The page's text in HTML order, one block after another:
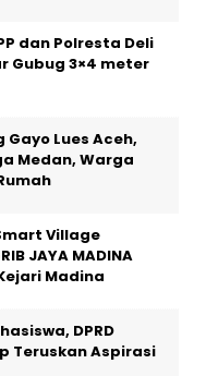
dan Polresta Deli
Gubug 3×4 meter
Gayo Lues Aceh,
Medan, Warga
Village
JAYA MADINA
Madina
DPRD
Teruskan Aspirasi